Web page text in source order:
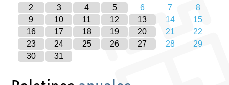
2
3 4 5 6 7
8
9
10 11 12 13 14
15
16
17 18 19 20 21
22
23
24 25 26 27 28
29
30
31